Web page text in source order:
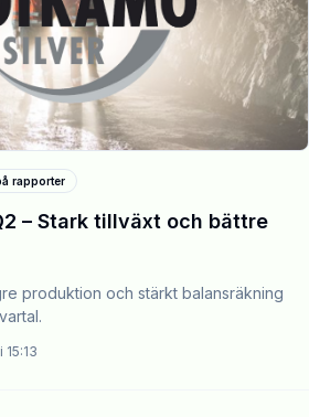
rapporter
– Stark tillväxt och bättre
produktion och stärkt balansräkning
15:13